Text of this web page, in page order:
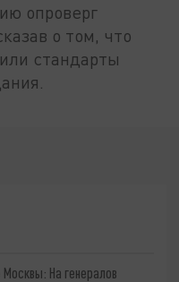
опроверг
о том, что
стандарты
На генералов